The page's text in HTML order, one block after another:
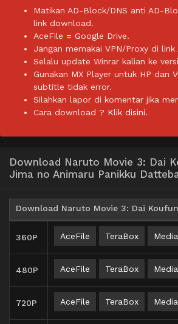
Matikan AD-Block/DNS anti AD-
link download.
AceFile = Google Drive.
Jangan memakai VPN/Proxy di link
Selalu update Winrar kalian ke
Gunakan MX Player untuk HP dan
subtitle tidak error.
Silahkan lapor di komentar jika
Cara download ? Klik disini.
Download Naruto Movie 3: Dai
Jima no Animaru Panikku
360P AceFile TeraBox
480P AceFile TeraBox
720P AceFile TeraBox